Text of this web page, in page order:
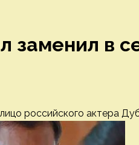
заменил в
российского актера